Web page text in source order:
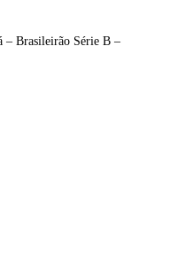
– Brasileirão Série B –